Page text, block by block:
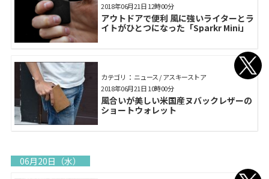
アウトドアで便利 風に強いライターとラ
イトがひとつになった「Sparkr Mini」
2018年06月21日 12時00分
カテゴリ： ニュース / アスキーストア
風合いが美しい米国産ヌバックレザーの
ショートウォレット
2018年06月21日 10時00分
06月20日（水）